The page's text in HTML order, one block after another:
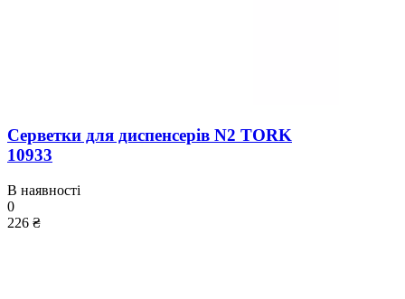
Серветки для диспенсерів N2 TORK
10933
В наявності
0
226 ₴